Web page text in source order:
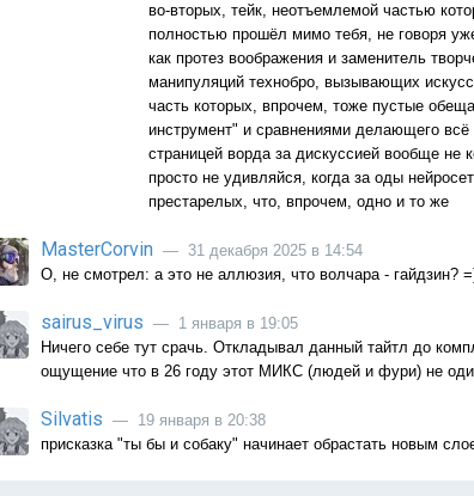
во-вторых, тейк, неотъемлемой частью
полностью прошёл мимо тебя, не говоря
как протез воображения и заменитель
манипуляций технобро, вызывающих
часть которых, впрочем, тоже пустые
инструмент" и сравнениями делающего всё
страницей ворда за дискуссией вообще не
просто не удивляйся, когда за оды
престарелых, что, впрочем, одно и то же
MasterCorvin — 31 декабря 2025 в 14:54
О, не смотрел: а это не аллюзия, что волчара - гайдзин?
sairus_virus — 1 января в 19:05
Ничего себе тут срачь. Откладывал данный тайтл до
ощущение что в 26 году этот МИКС (людей и фури) не
Silvatis — 19 января в 20:38
присказка "ты бы и собаку" начинает обрастать новым